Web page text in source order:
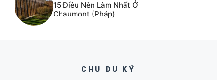
15 Điều Nên Làm Nhất Ở
Chaumont (Pháp)
CHU DU KÝ